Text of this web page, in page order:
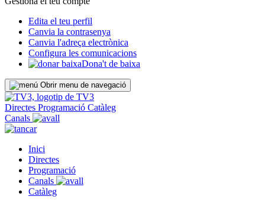
Edita el teu perfil
Canvia la contrasenya
Canvia l'adreça electrònica
Configura les comunicacions
Dona't de baixa
Obrir menu de navegació
Directes Programació Catàleg
Canals
Inici
Directes
Programació
Canals
Catàleg